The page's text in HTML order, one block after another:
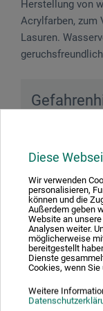
Diese
Wir verwenden
personalisieren,
können und die
Außerdem geben
Website an
Analysen weiter.
möglicherweise
bereitgestellt
Dienste
Cookies, wenn
Weitere
Herstellung von
Acrylfarben, zum
Lasuren.
Achtung! Kann
verursachen.